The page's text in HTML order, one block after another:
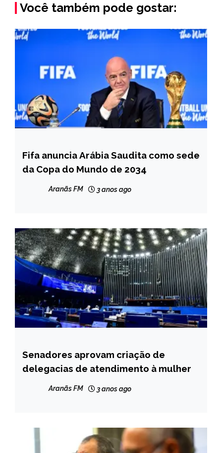
Você também pode gostar:
ESPORTES
INTERNACIONAL
NOTÍCIAS
Fifa anuncia Arábia Saudita como sede
da Copa do Mundo de 2034
Aranãs FM 3 anos ago
BRASIL
NOTÍCIAS
Senadores aprovam criação de
delegacias de atendimento à mulher
Aranãs FM 3 anos ago